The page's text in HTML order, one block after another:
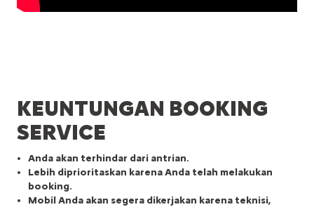
KEUNTUNGAN BOOKING
SERVICE
Anda akan terhindar dari antrian.
Lebih diprioritaskan karena Anda telah melakukan
booking.
Mobil Anda akan segera dikerjakan karena teknisi,